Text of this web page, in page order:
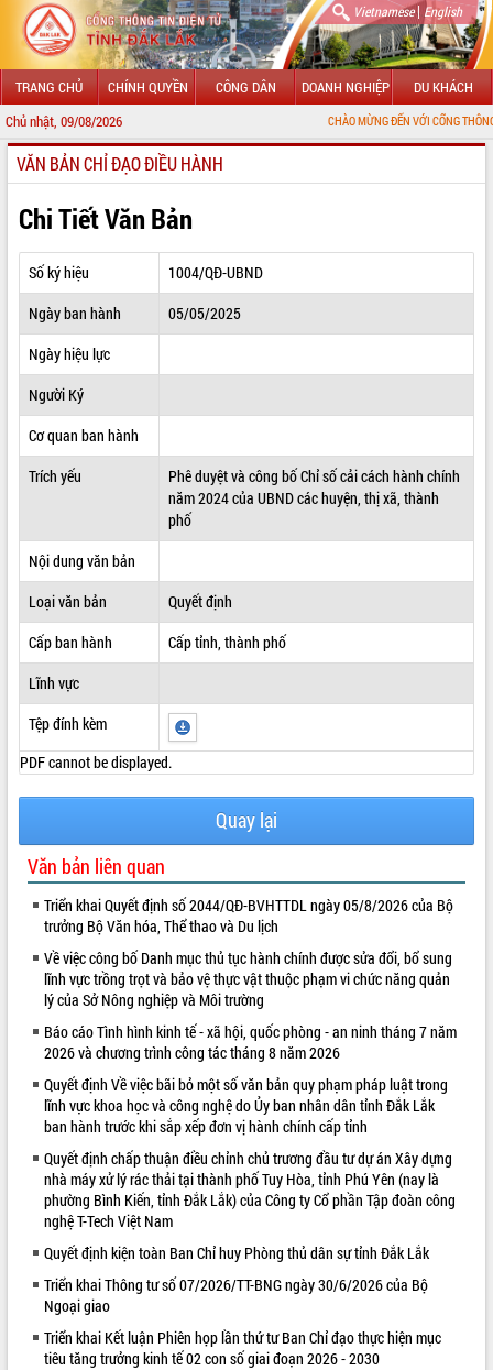
Vietnamese| English
TRANG CHỦ CHÍNH QUYỀN CÔNG DÂN DOANH NGHIỆP DU KHÁCH
Chủ nhật, 09/08/2026 CHÀO MỪNG ĐẾN VỚI CỔNG THÔNG TIN ĐIỆN
GIỚI THIỆU
LÃNH ĐẠO UBND TỈNH
TIN TỨC SỰ KIỆN
SỞ, BAN, NGÀNH
THÔNG TIN CHỈ ĐẠO ĐIỀU HÀNH
HỆ THỐNG VĂN BẢN
VĂN BẢN HĐND TỈNH
QUY HOẠCH - KẾ HOẠCH
VIDEO
Loading the player...
Khám bệnh, cấp phát thuốc miễn phí
và tặng quà người dân xã Cư Pui
Hội nghị UBND tỉnh Đắk Lắk thường kỳ
tháng 7/2026
Lễ truy tặng danh hiệu “Bà Mẹ Việt
Nam Anh hùng” và trao Huân chương
Lao động
UBND tỉnh Đắk Lắk triển khai nhiệm
vụ 6 tháng cuối năm 2026
Kỳ họp thứ Hai, Hội đồng nhân dân
tỉnh khóa XI quyết nghị nhiều nội dung
quan trọng
ALBUM ẢNH
VĂN BẢN CHỈ ĐẠO ĐIỀU HÀNH
Chi Tiết Văn Bản
Số ký hiệu
1004/QĐ-UBND
Ngày ban hành
05/05/2025
Ngày hiệu lực
Người Ký
Cơ quan ban hành
Trích yếu
Phê duyệt và công bố Chỉ số cải cách hành chính
năm 2024 của UBND các huyện, thị xã, thành
phố
Nội dung văn bản
Loại văn bản
Quyết định
Cấp ban hành
Cấp tỉnh, thành phố
Lĩnh vực
Tệp đính kèm
PDF cannot be displayed.
Quay lại
Văn bản liên quan
Triển khai Quyết định số 2044/QĐ-BVHTTDL ngày 05/8/2026 của Bộ
trưởng Bộ Văn hóa, Thể thao và Du lịch
Về việc công bố Danh mục thủ tục hành chính được sửa đổi, bổ sung
lĩnh vực trồng trọt và bảo vệ thực vật thuộc phạm vi chức năng quản
lý của Sở Nông nghiệp và Môi trường
Báo cáo Tình hình kinh tế - xã hội, quốc phòng - an ninh tháng 7 năm
2026 và chương trình công tác tháng 8 năm 2026
Quyết định Về việc bãi bỏ một số văn bản quy phạm pháp luật trong
lĩnh vực khoa học và công nghệ do Ủy ban nhân dân tỉnh Đắk Lắk
ban hành trước khi sắp xếp đơn vị hành chính cấp tỉnh
Quyết định chấp thuận điều chỉnh chủ trương đầu tư dự án Xây dựng
nhà máy xử lý rác thải tại thành phố Tuy Hòa, tỉnh Phú Yên (nay là
phường Bình Kiến, tỉnh Đắk Lắk) của Công ty Cổ phần Tập đoàn công
nghệ T-Tech Việt Nam
Quyết định kiện toàn Ban Chỉ huy Phòng thủ dân sự tỉnh Đắk Lắk
Triển khai Thông tư số 07/2026/TT-BNG ngày 30/6/2026 của Bộ
Ngoại giao
Triển khai Kết luận Phiên họp lần thứ tư Ban Chỉ đạo thực hiện mục
tiêu tăng trưởng kinh tế 02 con số giai đoạn 2026 - 2030